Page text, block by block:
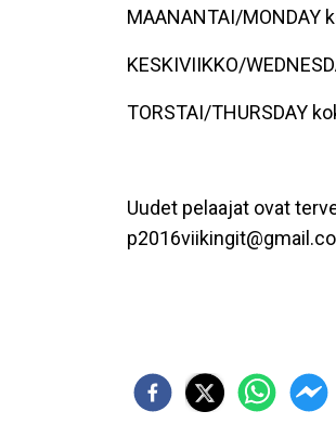
MAANANTAI/MONDAY
KESKIVIIKKO/
TORSTAI/THURSDAY
Uudet pelaajat ovat